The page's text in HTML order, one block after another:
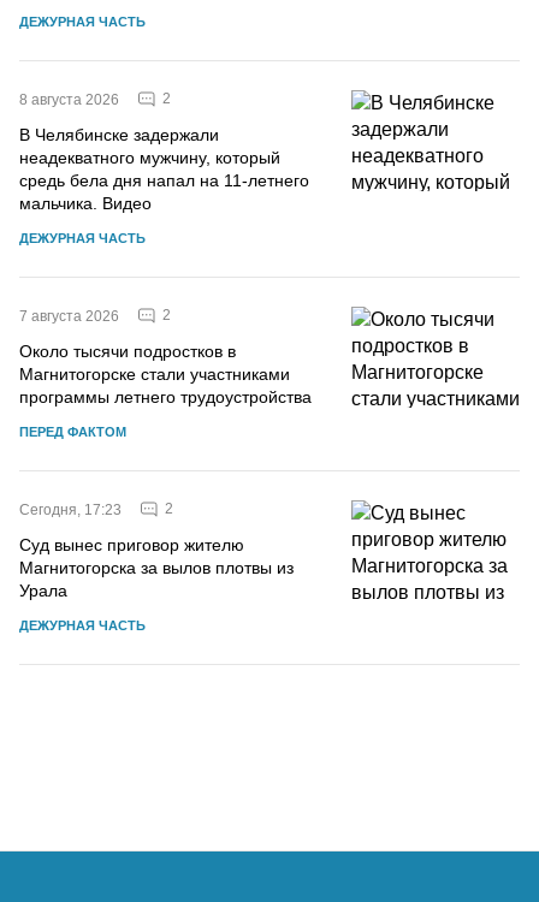
ДЕЖУРНАЯ ЧАСТЬ
8 августа 2026 2
В Челябинске задержали
неадекватного мужчину, который
средь бела дня напал на 11-летнего
мальчика. Видео
ДЕЖУРНАЯ ЧАСТЬ
7 августа 2026 2
Около тысячи подростков в
Магнитогорске стали участниками
программы летнего трудоустройства
ПЕРЕД ФАКТОМ
Сегодня, 17:23 2
Суд вынес приговор жителю
Магнитогорска за вылов плотвы из
Урала
ДЕЖУРНАЯ ЧАСТЬ